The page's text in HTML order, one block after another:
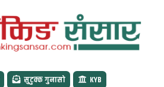
सुटुक्क गुनासो KYB